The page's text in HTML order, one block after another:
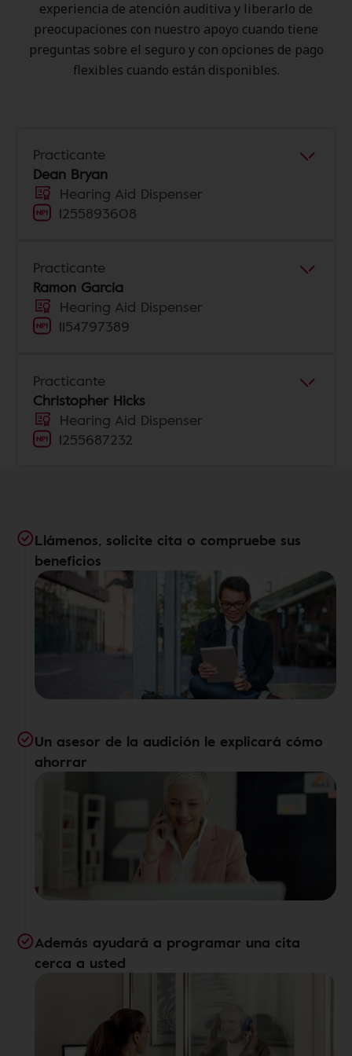
experiencia de atención auditiva y liberarlo de
preocupaciones con nuestro apoyo cuando tiene
preguntas sobre el seguro y con opciones de pago
flexibles cuando están disponibles.
Practicante
Dean Bryan
Hearing Aid Dispenser
1255893608
Practicante
Ramon Garcia
Hearing Aid Dispenser
1154797389
Practicante
Christopher Hicks
Hearing Aid Dispenser
1255687232
Llámenos, solicite cita o compruebe sus
beneficios
Un asesor de la audición le explicará cómo
ahorrar
Además ayudará a programar una cita
cerca a usted